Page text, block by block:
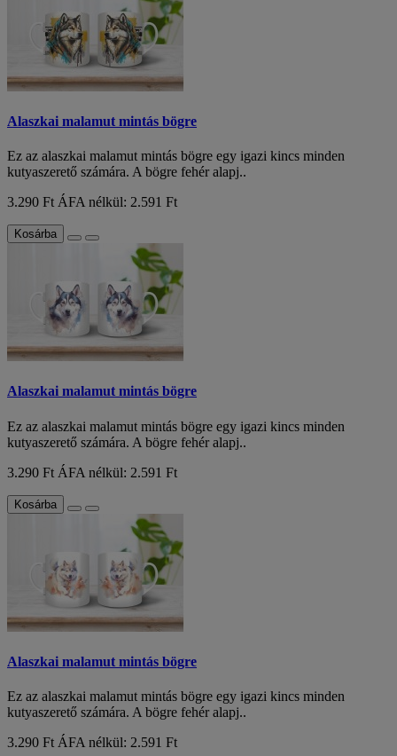
Alaszkai malamut mintás bögre
Ez az alaszkai malamut mintás bögre egy igazi kincs minden
kutyaszerető számára. A bögre fehér alapj..
3.290 Ft ÁFA nélkül: 2.591 Ft
Kosárba
Alaszkai malamut mintás bögre
Ez az alaszkai malamut mintás bögre egy igazi kincs minden
kutyaszerető számára. A bögre fehér alapj..
3.290 Ft ÁFA nélkül: 2.591 Ft
Kosárba
Alaszkai malamut mintás bögre
Ez az alaszkai malamut mintás bögre egy igazi kincs minden
kutyaszerető számára. A bögre fehér alapj..
3.290 Ft ÁFA nélkül: 2.591 Ft